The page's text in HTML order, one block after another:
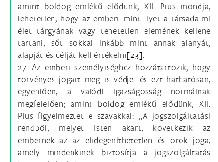
amint boldog emlékű elődünk, XII. Pius mondja,
lehetetlen, hogy az embert mint ilyet a társadalmi
élet tárgyának vagy tehetetlen elemének kellene
tartani, sőt sokkal inkább mint annak alanyát,
alapját és célját kell értékelni[23].
27. Az emberi személyiséghez hozzátartozik, hogy
törvényes jogait meg is védje: és ezt hathatósan,
egyenlően, a valódi igazságosság normáinak
megfelelően; amint boldog emlékű elődünk, XII.
Pius figyelmeztet e szavakkal: „A jogszolgáltatási
rendből, melyet Isten akart, következik az
embernek az az elidegeníthetetlen és örök joga,
amely mindenkinek biztosítja a jogszolgáltatás